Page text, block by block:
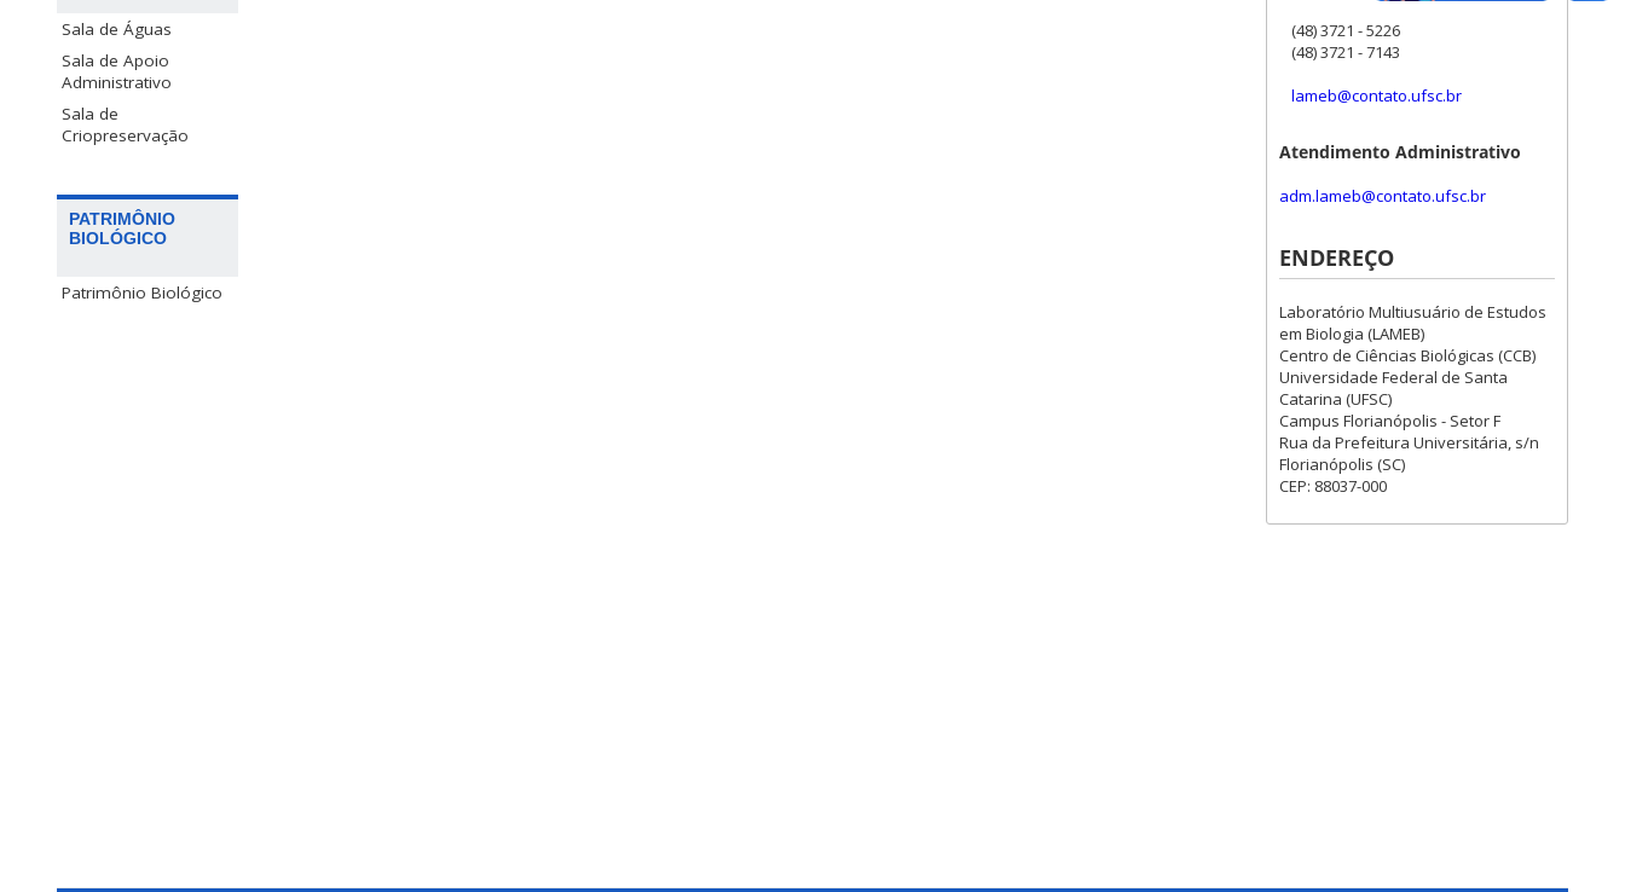
Sala de Águas
Sala de Apoio
Administrativo
Sala de
Criopreservação
PATRIMÔNIO
BIOLÓGICO
Patrimônio Biológico
(48) 3721 - 5226
(48) 3721 - 7143
lameb@contato.ufsc.br
Atendimento Administrativo
adm.lameb@contato.ufsc.br
ENDEREÇO
Laboratório Multiusuário de Estudos
em Biologia (LAMEB)
Centro de Ciências Biológicas (CCB)
Universidade Federal de Santa
Catarina (UFSC)
Campus Florianópolis - Setor F
Rua da Prefeitura Universitária, s/n
Florianópolis (SC)
CEP: 88037-000